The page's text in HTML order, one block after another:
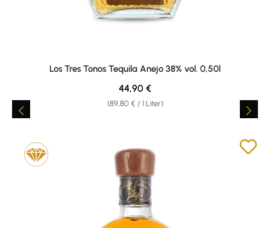
Los Tres Tonos Tequila Anejo 38% vol. 0,50l
(89,80 € / 1 Liter)
Regulärer Preis:
44,90 €